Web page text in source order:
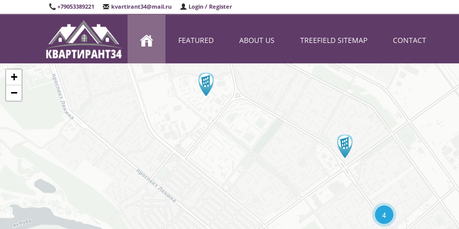
+79053389221 kvartirant34@mail.ru Login / Register
FEATURED ABOUT US TREEFIELD SITEMAP CONTACT
4
+
−